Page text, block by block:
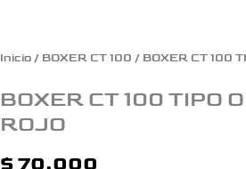
Inicio / BOXER CT 100 / BOXER CT 100
BOXER CT 100 TIPO
ROJO
$ 70.000